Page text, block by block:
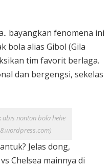
bayangkan fenomena ini
bola alias Gibol (Gila
tim favorit berlaga.
dan bergengsi, sekelas
nonton bola hehe
Jelas dong,
Chelsea mainnya di